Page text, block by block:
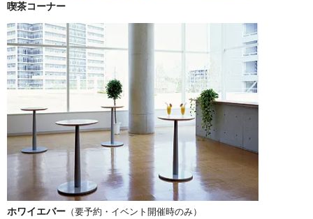
喫茶コーナー
ホワイエバー （要予約・イベント開催時のみ）